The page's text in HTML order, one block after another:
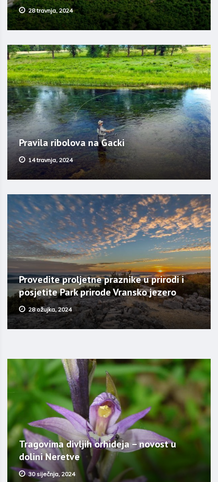
28 travnja, 2024
Pravila ribolova na Gacki
14 travnja, 2024
Provedite proljetne praznike u prirodi i
posjetite Park prirode Vransko jezero
28 ožujka, 2024
Tragovima divljih orhideja – novost u
dolini Neretve
30 siječnja, 2024